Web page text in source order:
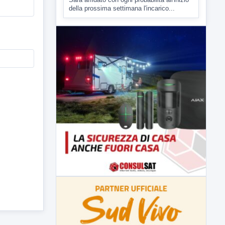
7 AGOSTO 2026 CRONACA
Malore o aggressione? Sarà
l'autopsia a chiarire il giallo di Villa
Adriana
Sarà affidato con ogni probabilità all'inizio
della prossima settimana l'incarico...